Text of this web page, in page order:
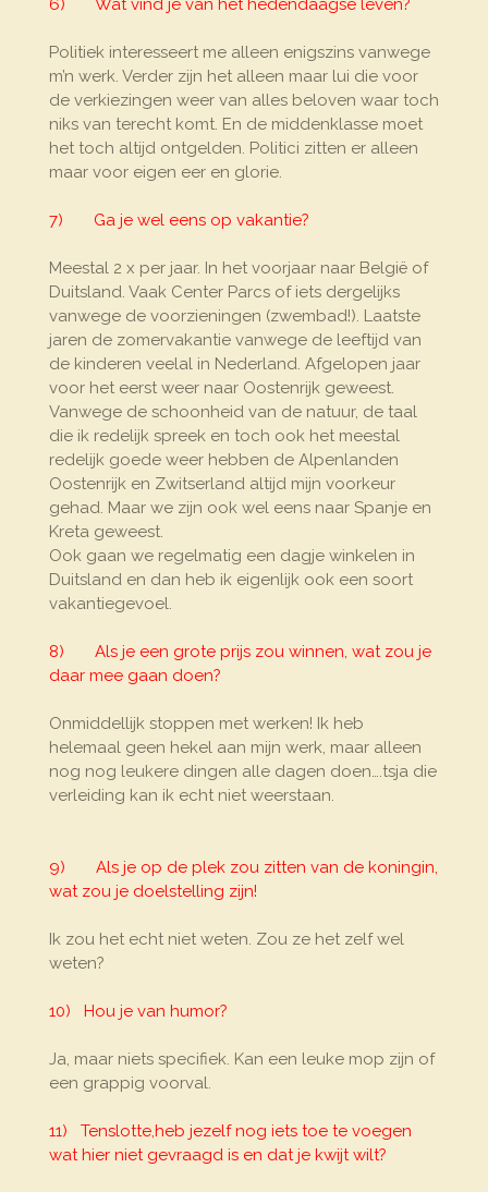
6) Wat vind je van het hedendaagse leven?
Politiek interesseert me alleen enigszins vanwege
m’n werk. Verder zijn het alleen maar lui die voor
de verkiezingen weer van alles beloven waar toch
niks van terecht komt. En de middenklasse moet
het toch altijd ontgelden. Politici zitten er alleen
maar voor eigen eer en glorie.
7) Ga je wel eens op vakantie?
Meestal 2 x per jaar. In het voorjaar naar België of
Duitsland. Vaak Center Parcs of iets dergelijks
vanwege de voorzieningen (zwembad!). Laatste
jaren de zomervakantie vanwege de leeftijd van
de kinderen veelal in Nederland. Afgelopen jaar
voor het eerst weer naar Oostenrijk geweest.
Vanwege de schoonheid van de natuur, de taal
die ik redelijk spreek en toch ook het meestal
redelijk goede weer hebben de Alpenlanden
Oostenrijk en Zwitserland altijd mijn voorkeur
gehad. Maar we zijn ook wel eens naar Spanje en
Kreta geweest.
Ook gaan we regelmatig een dagje winkelen in
Duitsland en dan heb ik eigenlijk ook een soort
vakantiegevoel.
8) Als je een grote prijs zou winnen, wat zou je
daar mee gaan doen?
Onmiddellijk stoppen met werken! Ik heb
helemaal geen hekel aan mijn werk, maar alleen
nog nog leukere dingen alle dagen doen….tsja die
verleiding kan ik echt niet weerstaan.
9) Als je op de plek zou zitten van de koningin,
wat zou je doelstelling zijn!
Ik zou het echt niet weten. Zou ze het zelf wel
weten?
10) Hou je van humor?
Ja, maar niets specifiek. Kan een leuke mop zijn of
een grappig voorval.
11) Tenslotte,heb jezelf nog iets toe te voegen
wat hier niet gevraagd is en dat je kwijt wilt?